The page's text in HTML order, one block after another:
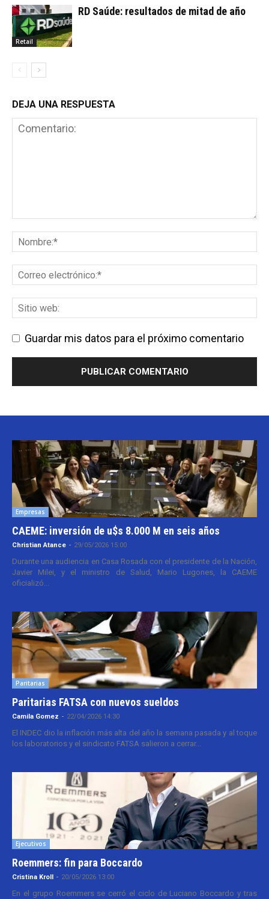
Retail
RD Saúde: resultados de mitad de año
DEJA UNA RESPUESTA
Guardar mis datos para el próximo comentario
Empresas
CAEME: inversión de u$s 8.000 M en seis años
Christian Atance - 29/05/2026 15:00
Durante una audiencia en Casa Rosada con el presidente de la Nación,
Javier Milei, y el ministro de Salud, Mario Lugones, la CAEME
oficializó...
Paritarias
Paritarias FATSA con nuevos sueldos
Camila Gomez - 22/04/2026 14:30
El INDEC dio la inflación más alta del año la semana pasada y al toque
los laboratorios y el sindicato FATSA salieron a cerrar...
Ejecutivos
Roemmers: fin para Boccardo
Cristina Kroll - 20/05/2026 13:00
En el grupo Roemmers se cerró el ciclo de Luciano Boccardo y tras